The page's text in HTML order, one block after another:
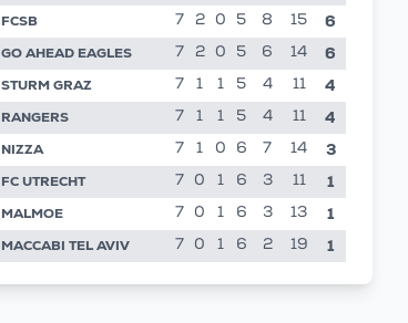
FCSB 7 2 0 5 8 15 6
GO AHEAD EAGLES 7 2 0 5 6 14 6
STURM GRAZ 7 1 1 5 4 11 4
RANGERS 7 1 1 5 4 11 4
NIZZA 7 1 0 6 7 14 3
FC UTRECHT 7 0 1 6 3 11 1
MALMOE 7 0 1 6 3 13 1
MACCABI TEL AVIV 7 0 1 6 2 19 1